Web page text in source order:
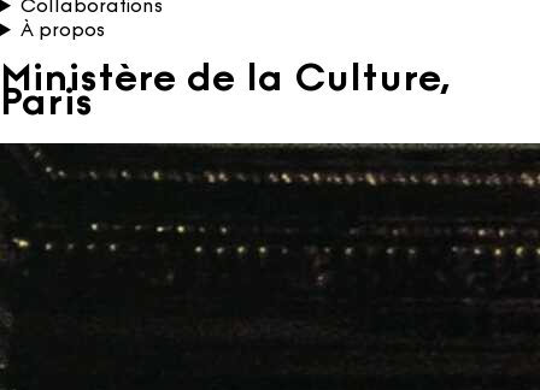
Collaborations
À propos
Ministère de la Culture,
Paris